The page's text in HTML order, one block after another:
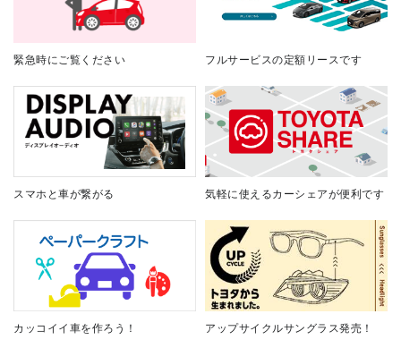
緊急時にご覧ください フルサービスの定額リースです
スマホと車が繋がる 気軽に使えるカーシェアが便利です
カッコイイ車を作ろう！ アップサイクルサングラス発売！